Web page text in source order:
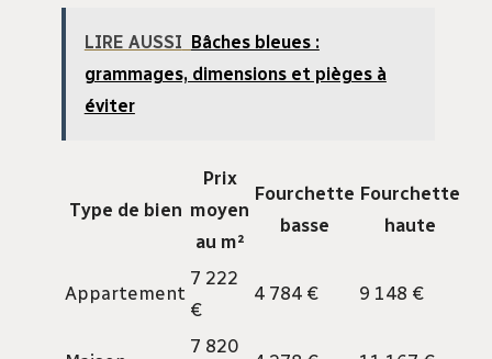
LIRE AUSSI Bâches bleues :
grammages, dimensions et pièges à
éviter
Type de bien
Prix
moyen
au m²
Fourchette
basse
Fourchette
haute
Appartement
7 222
€
4 784 € 9 148 €
7 820